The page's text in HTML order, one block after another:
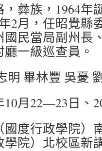
彝族，1964年
2月，任昭覺縣
民當局副州長
一級巡查員。
明 畢林豐 吳憂
10月22—23日、
度行政學院）
院）北校區新